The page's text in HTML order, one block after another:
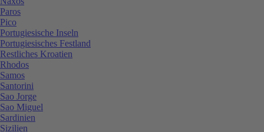
Paros
Pico
Portugiesische Inseln
Portugiesisches Festland
Restliches Kroatien
Rhodos
Samos
Santorini
Sao Jorge
Sao Miguel
Sardinien
Sizilien